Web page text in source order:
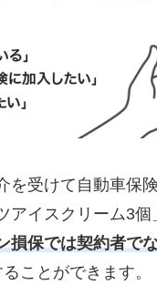
を受けて自動車保
アイスクリーム3
損保では契約者で
ことができます。